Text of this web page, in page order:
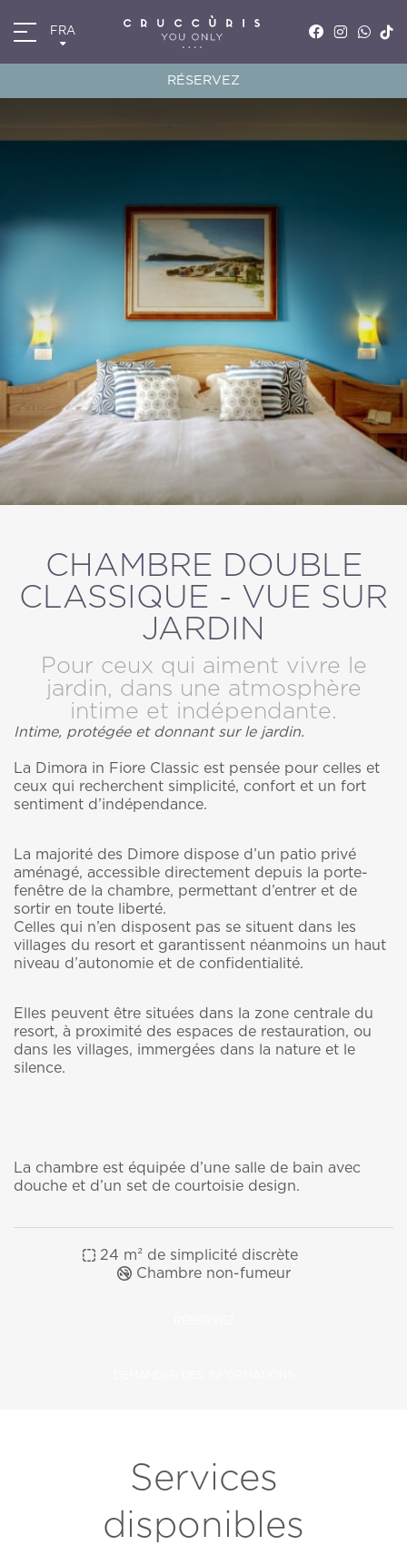
FRA
ITA
ENG
RÉSERVEZ
Arrivée*
07AOÛ2026
Code de réduction
ANNULER / MODIFIER UNE RÉSERVATION
CHAMBRE DOUBLE
CLASSIQUE - VUE SUR
JARDIN
Pour ceux qui aiment vivre le
jardin, dans une atmosphère
intime et indépendante.
Intime, protégée et donnant sur le jardin.
La Dimora in Fiore Classic est pensée pour celles et
ceux qui recherchent simplicité, confort et un fort
sentiment d’indépendance.
La majorité des Dimore dispose d’un patio privé
aménagé, accessible directement depuis la porte-
fenêtre de la chambre, permettant d’entrer et de
sortir en toute liberté.
Celles qui n’en disposent pas se situent dans les
villages du resort et garantissent néanmoins un haut
niveau d’autonomie et de confidentialité.
Elles peuvent être situées dans la zone centrale du
resort, à proximité des espaces de restauration, ou
dans les villages, immergées dans la nature et le
silence.
La chambre est équipée d’une salle de bain avec
douche et d’un set de courtoisie design.
24 m² de simplicité discrète
Chambre non-fumeur
Services
disponibles